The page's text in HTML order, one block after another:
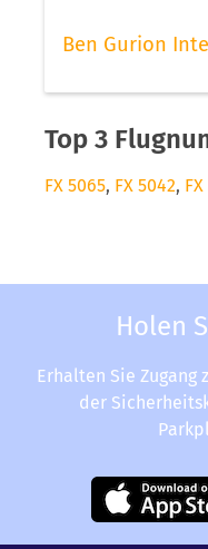
Ben Gurion
Top 3
FX 5065, FX 5042,
Holen
Erhalten Sie Zugang
der